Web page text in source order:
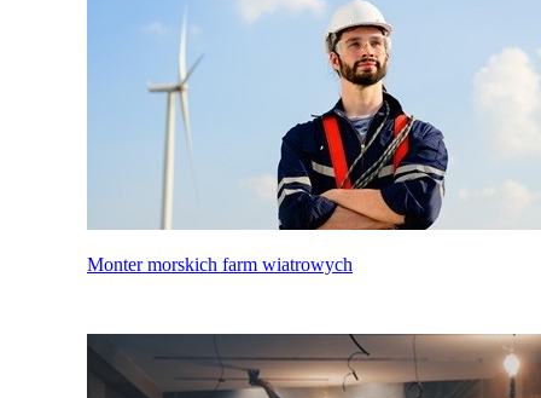
Monter morskich farm wiatrowych